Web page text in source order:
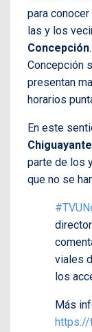
para
las y los
Concepción
Concepción
presentan
horarios
En este
Chiguayante
parte de los
que no se
viales
los
Más